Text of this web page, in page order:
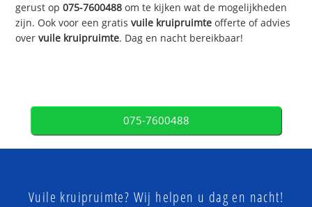
gerust op075-7600488 om te kijken wat de mogelijkheden
zijn. Ook voor een gratisvuile kruipruimte offerte of advies
overvuile kruipruimte. Dag en nacht bereikbaar!
075-7600488
Vuile kruipruimte? Wij helpen u dag en nacht!